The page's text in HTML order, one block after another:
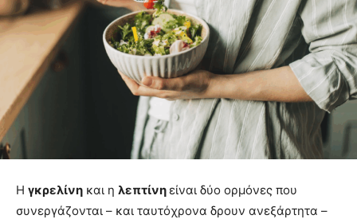
Η γκρελίνη και η λεπτίνηείναι δύο ορμόνες που
συνεργάζονται – και ταυτόχρονα δρουν ανεξάρτητα –